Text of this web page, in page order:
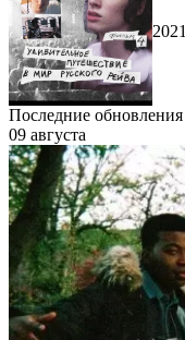
2021
Последние обновления
09 августа